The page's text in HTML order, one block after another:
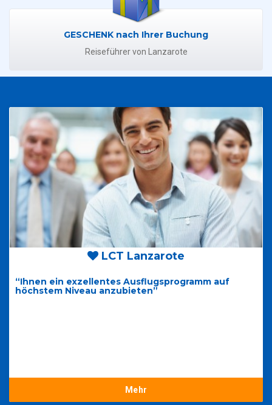
GESCHENK nach Ihrer Buchung
Reiseführer von Lanzarote
LCT Lanzarote
“Ihnen ein exzellentes Ausflugsprogramm auf
höchstem Niveau anzubieten”
Mehr